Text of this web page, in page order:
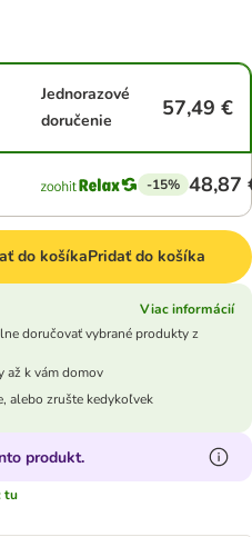
Jednorazové
doručenie
57,49 €
-15% 48,87
do košíkaPridať do košíka
Viac informácií
doručovať vybrané produkty z
až k vám domov
alebo zrušte kedykoľvek
produkt.
tu